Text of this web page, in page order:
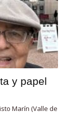
y papel
Marín (Valle de